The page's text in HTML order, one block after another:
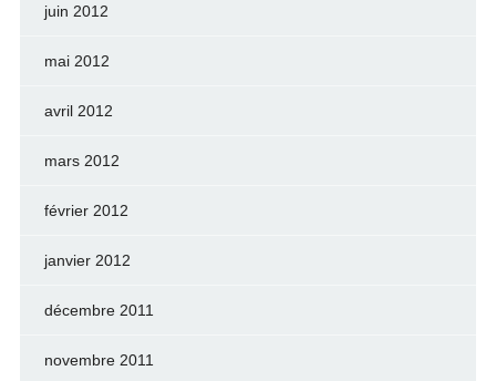
juin 2012
mai 2012
avril 2012
mars 2012
février 2012
janvier 2012
décembre 2011
novembre 2011